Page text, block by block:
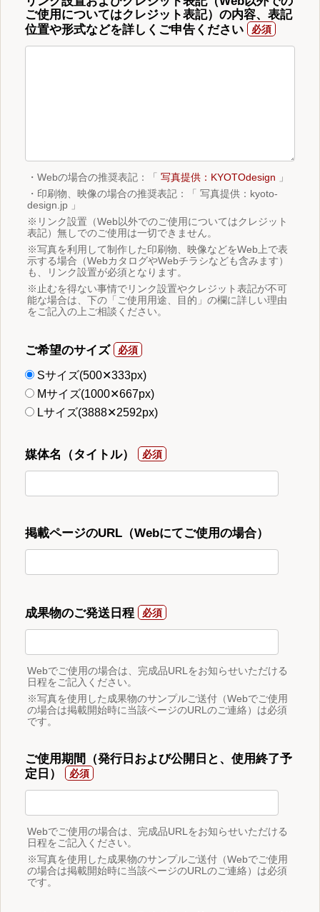
ご使用についてはクレジット表記）の内容、表記
位置や形式などを詳しくご申告ください
・Webの場合の推奨表記：「 写真提供：KYOTOdesign 」
・印刷物、映像の場合の推奨表記：「 写真提供：kyoto-
design.jp 」
※リンク設置（Web以外でのご使用についてはクレジット
表記）無しでのご使用は一切できません。
※写真を利用して制作した印刷物、映像などをWeb上で表
示する場合（WebカタログやWebチラシなども含みます）
も、リンク設置が必須となります。
※止むを得ない事情でリンク設置やクレジット表記が不可
能な場合は、下の「ご使用用途、目的」の欄に詳しい理由
をご記入の上ご相談ください。
ご希望のサイズ
Sサイズ(500✕333px)
Mサイズ(1000✕667px)
Lサイズ(3888✕2592px)
媒体名（タイトル）
掲載ページのURL（Webにてご使用の場合）
成果物のご発送日程
Webでご使用の場合は、完成品URLをお知らせいただける
日程をご記入ください。
※写真を使用した成果物のサンプルご送付（Webでご使用
の場合は掲載開始時に当該ページのURLのご連絡）は必須
です。
ご使用期間（発行日および公開日と、使用終了予
定日）
Webでご使用の場合は、完成品URLをお知らせいただける
日程をご記入ください。
※写真を使用した成果物のサンプルご送付（Webでご使用
の場合は掲載開始時に当該ページのURLのご連絡）は必須
です。